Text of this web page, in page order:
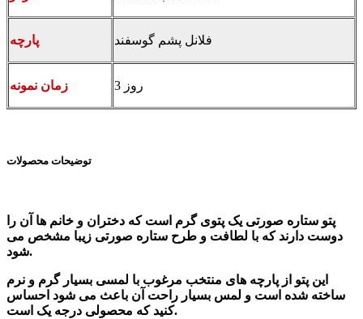
پارچه فلانل پشم گوسفند
زمان نمونه 3 روز
توضیحات محصولات
پتو ستاره صورتی یک پتوی گرم است که دختران و خانم ها آن را
دوست دارند که با لطافت و طرح ستاره صورتی زیبا مشخص می
شود.
این پتو از پارچه های منتخب مرغوب با لمسی بسیار گرم و نرم
ساخته شده است و لمس بسیار راحت آن باعث می شود احساس
کنید که محصولی درجه یک است.